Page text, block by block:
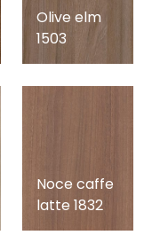
Olive elm
1503
Noce caffe
latte 1832